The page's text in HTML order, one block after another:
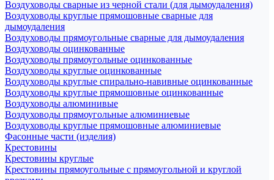
Воздуховоды сварные из черной стали (для дымоудаления)
Воздуховоды круглые прямошовные сварные для
дымоудаления
Воздуховоды прямоугольные сварные для дымоудаления
Воздуховоды оцинкованные
Воздуховоды прямоугольные оцинкованные
Воздуховоды круглые оцинкованные
Воздуховоды круглые спирально-навивные оцинкованные
Воздуховоды круглые прямошовные оцинкованные
Воздуховоды алюминивые
Воздуховоды прямоугольные алюминиевые
Воздуховоды круглые прямошовные алюминиевые
Фасонные части (изделия)
Крестовины
Крестовины круглые
Крестовины прямоугольные с прямоугольной и круглой